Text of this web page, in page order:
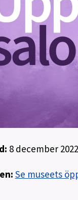
8 december
Se museets